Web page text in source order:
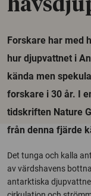
Forskare har med
hur djupvattnet i
kända men
forskare i 30 år. I
tidskriften Nature
från denna fjärde
Det tunga och kalla
av värdshavens
antarktiska